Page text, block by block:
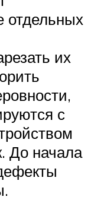
отдельных
их
с
До начала